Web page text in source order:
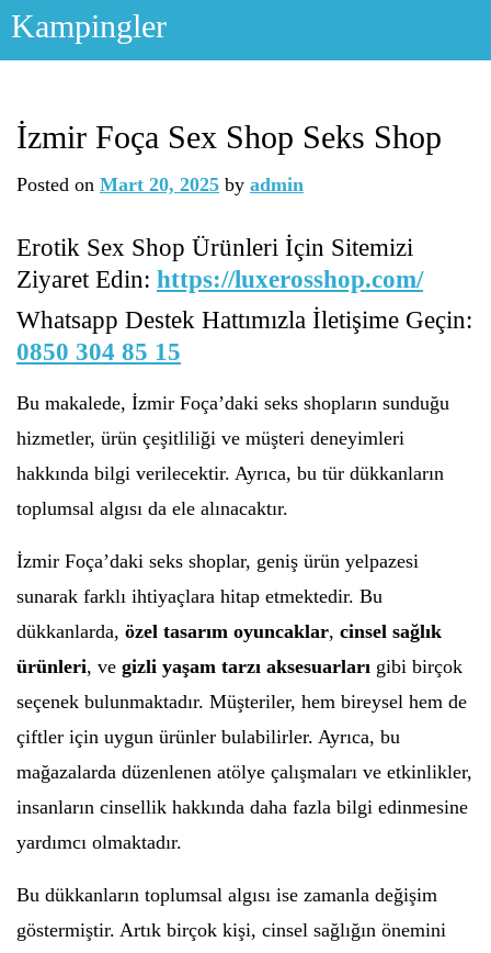
Skip
Kampingler
İzmir Foça Sex Shop Seks Shop
Posted on Mart 20, 2025 by admin
Erotik Sex Shop Ürünleri İçin Sitemizi
Ziyaret Edin: https://luxerosshop.com/
Whatsapp Destek Hattımızla İletişime Geçin:
0850 304 85 15
Bu makalede, İzmir Foça’daki seks shopların sunduğu
hizmetler, ürün çeşitliliği ve müşteri deneyimleri
hakkında bilgi verilecektir. Ayrıca, bu tür dükkanların
toplumsal algısı da ele alınacaktır.
İzmir Foça’daki seks shoplar, geniş ürün yelpazesi
sunarak farklı ihtiyaçlara hitap etmektedir. Bu
dükkanlarda, özel tasarım oyuncaklar, cinsel sağlık
ürünleri, ve gizli yaşam tarzı aksesuarları gibi birçok
seçenek bulunmaktadır. Müşteriler, hem bireysel hem de
çiftler için uygun ürünler bulabilirler. Ayrıca, bu
mağazalarda düzenlenen atölye çalışmaları ve etkinlikler,
insanların cinsellik hakkında daha fazla bilgi edinmesine
yardımcı olmaktadır.
Bu dükkanların toplumsal algısı ise zamanla değişim
göstermiştir. Artık birçok kişi, cinsel sağlığın önemini